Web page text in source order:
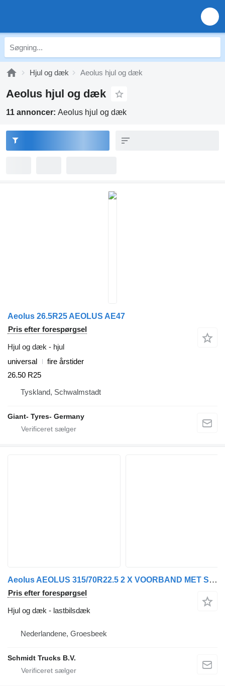
Hjul og dæk Aeolus hjul og dæk
Aeolus hjul og dæk
11 annoncer: Aeolus hjul og dæk
Aeolus 26.5R25 AEOLUS AE47
Pris efter forespørgsel
Hjul og dæk - hjul
universal
fire årstider
26.50 R25
Tyskland, Schwalmstadt
Giant- Tyres- Germany
Aeolus AEOLUS 315/70R22.5 2 X VOORBAND MET STAALWIEL
Pris efter forespørgsel
Hjul og dæk - lastbilsdæk
Nederlandene, Groesbeek
Schmidt Trucks B.V.